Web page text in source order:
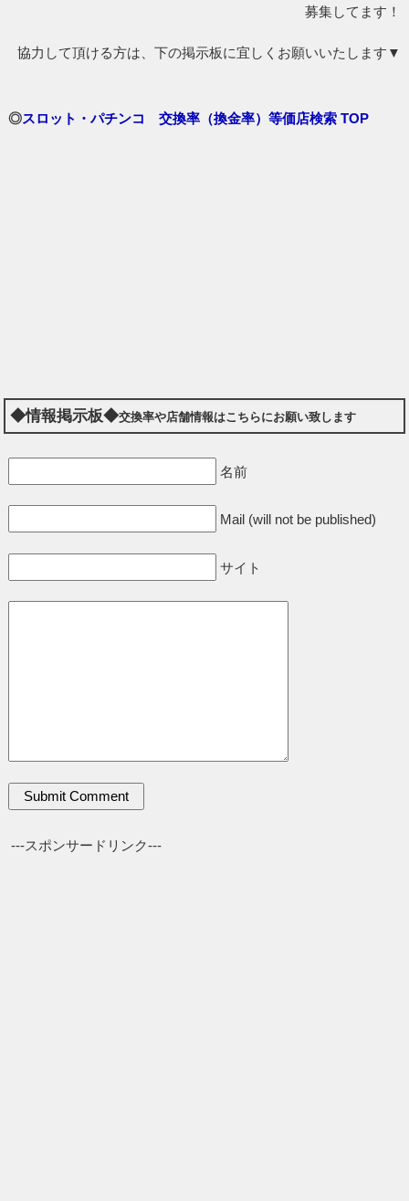
募集してます！
協力して頂ける方は、下の掲示板に宜しくお願いいたします▼
◎スロット・パチンコ 交換率（換金率）等価店検索 TOP
◆情報掲示板◆交換率や店舗情報はこちらにお願い致します
名前
Mail (will not be published)
サイト
---スポンサードリンク---